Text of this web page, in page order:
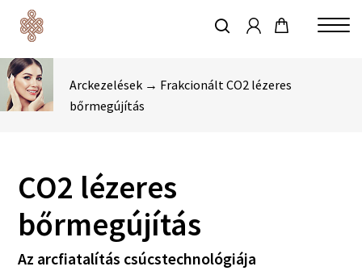
content
keresés
Arckezelések → Frakcionált CO2 lézeres
bőrmegújítás
CO2 lézeres
bőrmegújítás
Az arcfiatalítás csúcstechnológiája